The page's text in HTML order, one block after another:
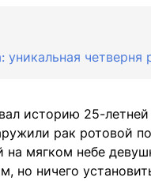
историю 25-
рак ротовой
мягком небе
но ничего